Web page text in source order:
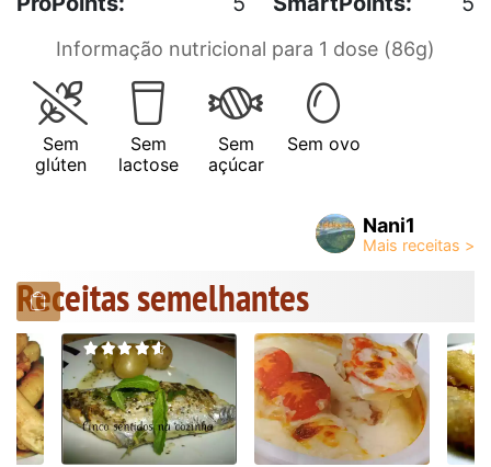
Informação nutricional para 1 dose (86g)
Sem
glúten
Sem
lactose
Sem
açúcar
Sem ovo
Nani1
Receitas semelhantes